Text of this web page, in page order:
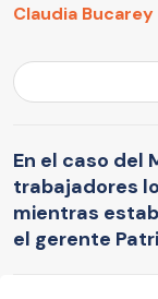
Claudia Bucarey
En el caso del
trabajadores
mientras
el gerente